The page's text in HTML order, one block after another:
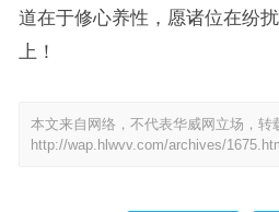
道在于修心养性，愿诸位在纷
上！
本文来自网络，不代表华威网立场，转
http://wap.hlwvv.com/archives/